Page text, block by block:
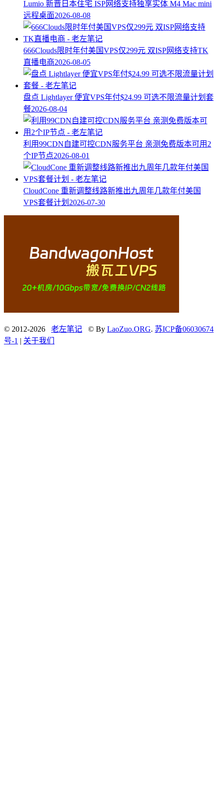
Lumio 新晋日本住宅 ISP网络支持独享实体 M4 Mac mini
远程桌面2026-08-08
666Clouds限时年付美国VPS仅299元 双ISP网络支持TK
直播电商2026-08-05
盘点 Lightlayer 便宜VPS年付$24.99 可选不限流量计划套
餐2026-08-04
利用99CDN自建可控CDN服务平台 亲测免费版本可用2
个IP节点2026-08-01
CloudCone 重新调整线路新推出九周年几款年付美国
VPS套餐计划 2026-07-30
© 2012-2026 老左笔记 © By LaoZuo.ORG. 苏ICP备06030674
号-1 | 关于我们